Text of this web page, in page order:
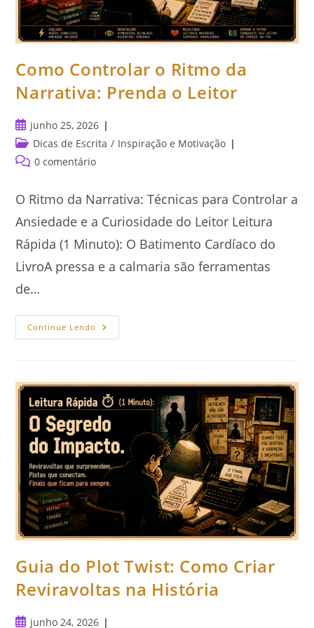
Como Controlar o Ritmo da
Narrativa: Prenda o Leitor
Post
publicado:
junho 25, 2026
Categoria
do
Dicas de Escrita / Inspiração e Motivação
Comentários
0 comentário
O Ritmo da Narrativa: Técnicas para Controlar a
Ansiedade e a Curiosidade do Leitor Leitura
Rápida (1 Minuto): O Batimento Cardíaco do
LivroA pressa e a calmaria são ferramentas
de…
Continue Lendo Como
Controlar
Prenda
O
Leitor
Guia do Plot Twist: Como Criar
Reviravoltas na História
Postjunho 24, 2026